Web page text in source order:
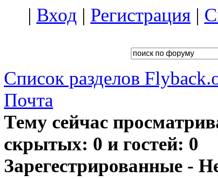
| Вход | Регистрация|
Список разделов
Почта
Тему сейчас
скрытых: 0 и гостей: 0
Зарегестрированные -